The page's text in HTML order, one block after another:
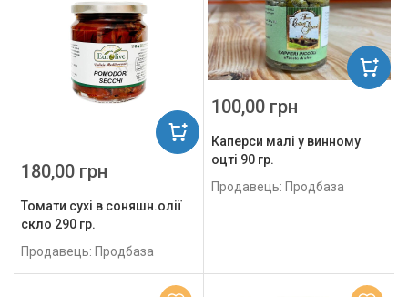
Томати сухі в соняшн.олії
скло 290 гр.
Продавець: Продбаза
180,00 грн
Каперси малі у винному
оцті 90 гр.
Продавець: Продбаза
100,00 грн